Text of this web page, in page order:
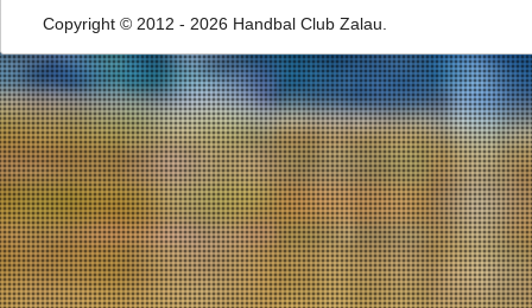
Copyright © 2012 - 2026 Handbal Club Zalau.